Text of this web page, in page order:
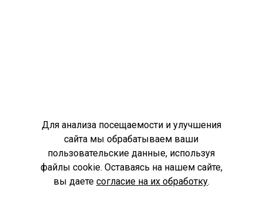
Для анализа посещаемости и улучшения
сайта мы обрабатываем ваши
пользовательские данные, используя
файлы cookie. Оставаясь на нашем сайте,
вы даете согласие на их обработку.